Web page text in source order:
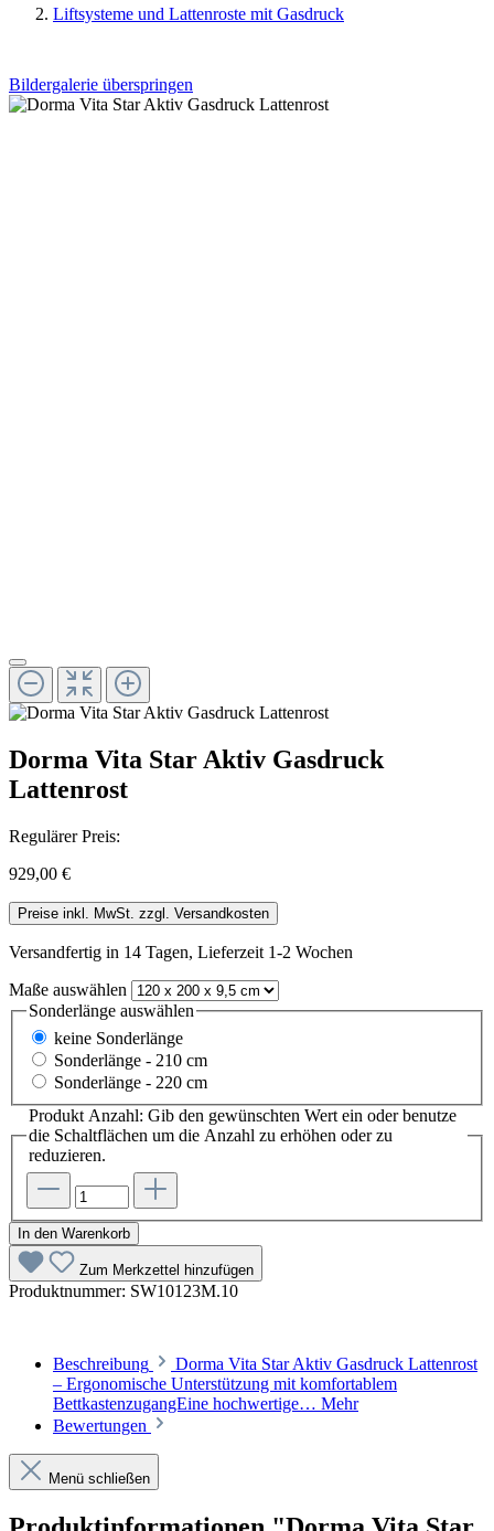
Liftsysteme und Lattenroste mit Gasdruck
Bildergalerie überspringen
Dorma Vita Star Aktiv Gasdruck
Lattenrost
Regulärer Preis:
929,00 €
Preise inkl. MwSt. zzgl. Versandkosten
Versandfertig in 14 Tagen, Lieferzeit 1-2 Wochen
Maße auswählen
Sonderlänge auswählen
keine Sonderlänge
Sonderlänge - 210 cm
Sonderlänge - 220 cm
Produkt Anzahl: Gib den gewünschten Wert ein oder benutze
die Schaltflächen um die Anzahl zu erhöhen oder zu
reduzieren.
In den Warenkorb
Zum Merkzettel hinzufügen
Produktnummer: SW10123M.10
Beschreibung
Dorma Vita Star Aktiv Gasdruck Lattenrost
– Ergonomische Unterstützung mit komfortablem
BettkastenzugangEine hochwertige… Mehr
Bewertungen
Menü schließen